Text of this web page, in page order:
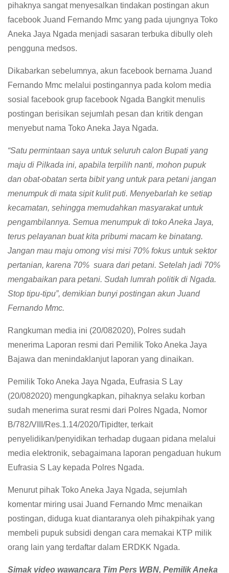
pihaknya sangat menyesalkan tindakan postingan akun
facebook Juand Fernando Mmc yang pada ujungnya Toko
Aneka Jaya Ngada menjadi sasaran terbuka dibully oleh
pengguna medsos.
Dikabarkan sebelumnya, akun facebook bernama Juand
Fernando Mmc melalui postingannya pada kolom media
sosial facebook grup facebook Ngada Bangkit menulis
postingan berisikan sejumlah pesan dan kritik dengan
menyebut nama Toko Aneka Jaya Ngada.
“Satu permintaan saya untuk seluruh calon Bupati yang
maju di Pilkada ini, apabila terpilih nanti, mohon pupuk
dan obat-obatan serta bibit yang untuk para petani jangan
menumpuk di mata sipit kulit puti. Menyebarlah ke setiap
kecamatan, sehingga memudahkan masyarakat untuk
pengambilannya. Semua menumpuk di toko Aneka Jaya,
terus pelayanan buat kita pribumi macam ke binatang.
Jangan mau maju omong visi misi 70% fokus untuk sektor
pertanian, karena 70% suara dari petani. Setelah jadi 70%
mengabaikan para petani. Sudah lumrah politik di Ngada.
Stop tipu-tipu”, demikian bunyi postingan akun Juand
Fernando Mmc.
Rangkuman media ini (20/082020), Polres sudah
menerima Laporan resmi dari Pemilik Toko Aneka Jaya
Bajawa dan menindaklanjut laporan yang dinaikan.
Pemilik Toko Aneka Jaya Ngada, Eufrasia S Lay
(20/082020) mengungkapkan, pihaknya selaku korban
sudah menerima surat resmi dari Polres Ngada, Nomor
B/782/VIII/Res.1.14/2020/Tipidter, terkait
penyelidikan/penyidikan terhadap dugaan pidana melalui
media elektronik, sebagaimana laporan pengaduan hukum
Eufrasia S Lay kepada Polres Ngada.
Menurut pihak Toko Aneka Jaya Ngada, sejumlah
komentar miring usai Juand Fernando Mmc menaikan
postingan, diduga kuat diantaranya oleh pihakpihak yang
membeli pupuk subsidi dengan cara memakai KTP milik
orang lain yang terdaftar dalam ERDKK Ngada.
Simak video wawancara Tim Pers WBN, Pemilik Aneka